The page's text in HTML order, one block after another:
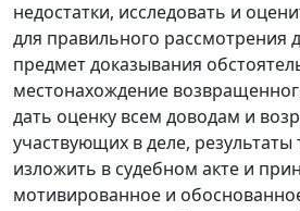
недостатки, исследовать и
для правильного рассмотрения
предмет доказывания
местонахождение
дать оценку всем доводам и
участвующих в деле, результаты
изложить в судебном акте и
мотивированное и